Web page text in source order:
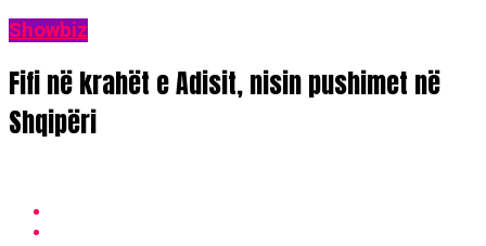
Showbiz
Fifi në krahët e Adisit, nisin pushimet në
Shqipëri